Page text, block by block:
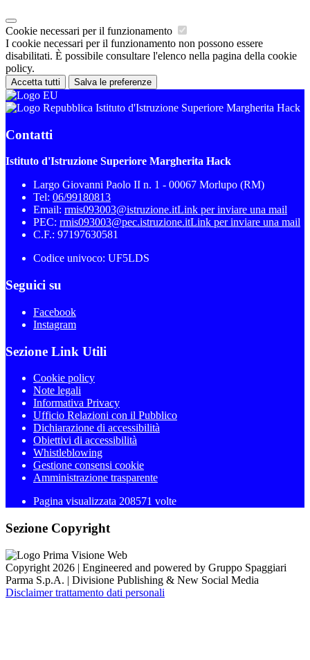
Cookie necessari per il funzionamento
I cookie necessari per il funzionamento non possono essere
disabilitati. È possibile consultare l'elenco nella pagina della cookie
policy.
Accetta tutti Salva le preferenze
Istituto d'Istruzione Superiore Margherita Hack
Contatti
Istituto d'Istruzione Superiore Margherita Hack
Largo Giovanni Paolo II n. 1 - 00067 Morlupo (RM)
Tel: 06/99180813
Email: rmis093003@istruzione.itLink per inviare una mail
PEC: rmis093003@pec.istruzione.itLink per inviare una mail
C.F.: 97197630581
Codice univoco: UF5LDS
Seguici su
Facebook
Instagram
Sezione Link Utili
Cookie policy
Note legali
Informativa Privacy
Ufficio Relazioni con il Pubblico
Dichiarazione di accessibilità
Obiettivi di accessibilità
Whistleblowing
Gestione consensi cookie
Amministrazione trasparente
Pagina visualizzata 208571 volte
Sezione Copyright
Copyright 2026 | Engineered and powered by Gruppo Spaggiari
Parma S.p.A. | Divisione Publishing & New Social Media
Disclaimer trattamento dati personali